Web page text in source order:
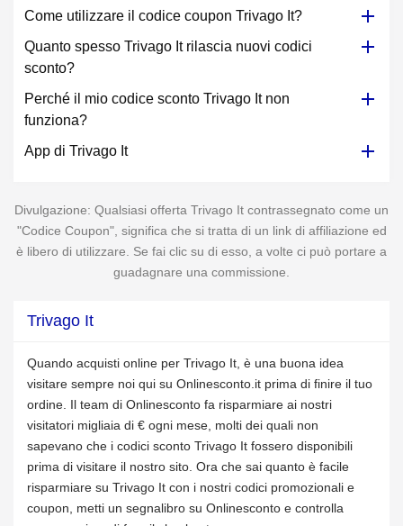
Come utilizzare il codice coupon Trivago It?
Quanto spesso Trivago It rilascia nuovi codici
sconto?
Perché il mio codice sconto Trivago It non
funziona?
App di Trivago It
Divulgazione: Qualsiasi offerta Trivago It contrassegnato come un
"Codice Coupon", significa che si tratta di un link di affiliazione ed
è libero di utilizzare. Se fai clic su di esso, a volte ci può portare a
guadagnare una commissione.
Trivago It
Quando acquisti online per Trivago It, è una buona idea
visitare sempre noi qui su Onlinesconto.it prima di finire il tuo
ordine. Il team di Onlinesconto fa risparmiare ai nostri
visitatori migliaia di € ogni mese, molti dei quali non
sapevano che i codici sconto Trivago It fossero disponibili
prima di visitare il nostro sito. Ora che sai quanto è facile
risparmiare su Trivago It con i nostri codici promozionali e
coupon, metti un segnalibro su Onlinesconto e controlla